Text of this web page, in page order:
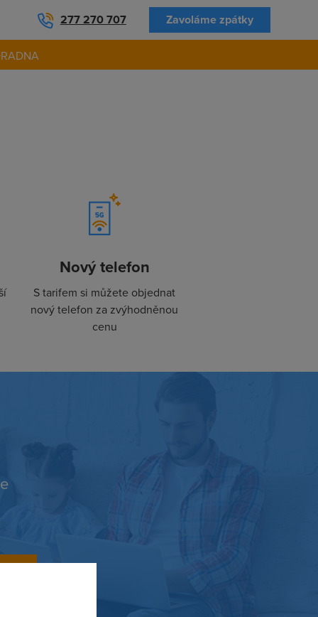
277 270 707 Zavoláme zpátky
Nový telefon
S tarifem si můžete objednat
nový telefon za zvýhodněnou
cenu